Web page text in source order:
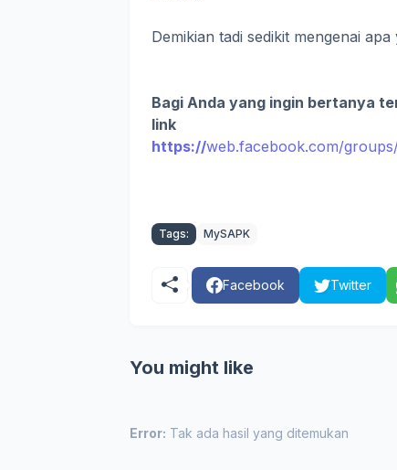
Demikian tadi sedikit mengenai
Bagi Anda yang ingin bertanya
link
https://web.facebook.com/
Tags: MySAPK
Facebook Twitter
You might like
Error: Tak ada hasil yang ditemukan